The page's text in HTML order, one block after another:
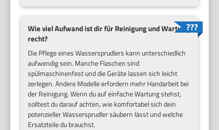
Wie viel Aufwand ist dir für Reinigung und Wartung
recht?
Die Pflege eines Wassersprudlers kann unterschiedlich
aufwendig sein. Manche Flaschen sind
spülmaschinenfest und die Geräte lassen sich leicht
zerlegen. Andere Modelle erfordern mehr Handarbeit bei
der Reinigung. Wenn du auf einfache Wartung stehst,
solltest du darauf achten, wie komfortabel sich dein
potenzieller Wassersprudler säubern lässt und welche
Ersatzteile du brauchst.